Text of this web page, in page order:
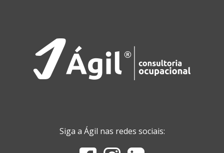
Siga a Ágil nas redes sociais: